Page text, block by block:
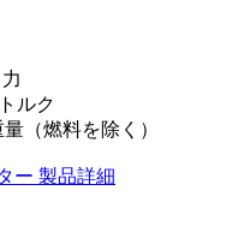
ルク
（燃料を除く）
ー 製品詳細